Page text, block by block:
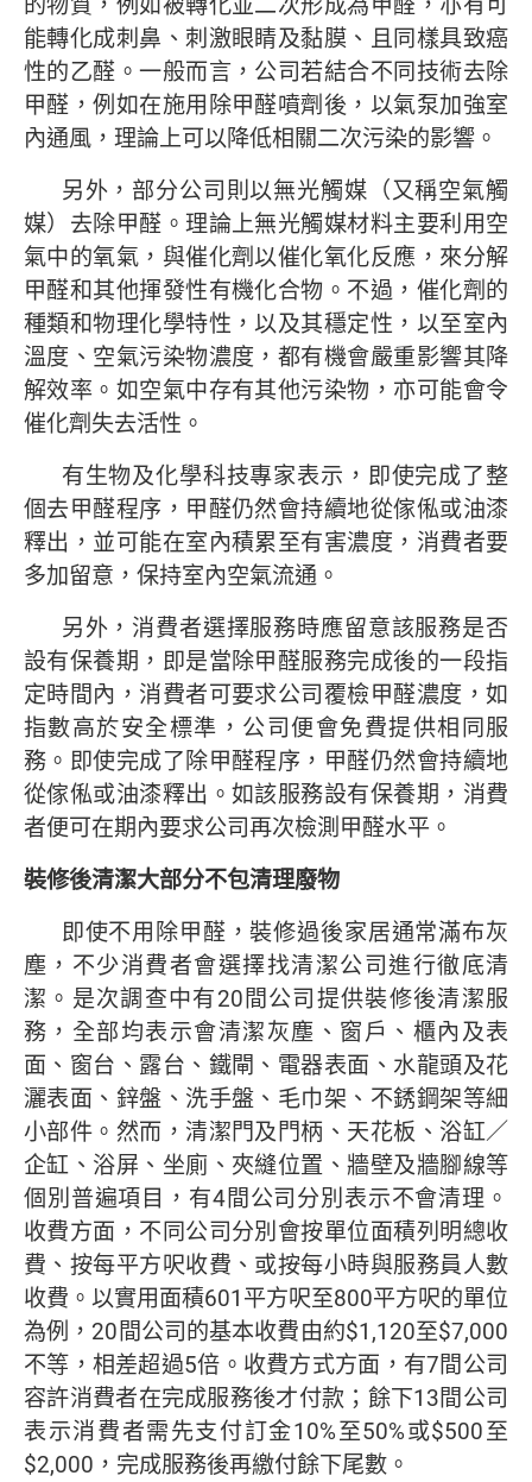
能轉化成刺鼻、刺激眼睛及黏膜、且同樣具致癌
性的乙醛。一般而言，公司若結合不同技術去除
甲醛，例如在施用除甲醛噴劑後，以氣泵加強室
內通風，理論上可以降低相關二次污染的影響。
另外，部分公司則以無光觸媒（又稱空氣觸
媒）去除甲醛。理論上無光觸媒材料主要利用空
氣中的氧氣，與催化劑以催化氧化反應，來分解
甲醛和其他揮發性有機化合物。不過，催化劑的
種類和物理化學特性，以及其穩定性，以至室內
溫度、空氣污染物濃度，都有機會嚴重影響其降
解效率。如空氣中存有其他污染物，亦可能會令
催化劑失去活性。
有生物及化學科技專家表示，即使完成了整
個去甲醛程序，甲醛仍然會持續地從傢俬或油漆
釋出，並可能在室內積累至有害濃度，消費者要
多加留意，保持室內空氣流通。
另外，消費者選擇服務時應留意該服務是否
設有保養期，即是當除甲醛服務完成後的一段指
定時間內，消費者可要求公司覆檢甲醛濃度，如
指數高於安全標準，公司便會免費提供相同服
務。即使完成了除甲醛程序，甲醛仍然會持續地
從傢俬或油漆釋出。如該服務設有保養期，消費
者便可在期內要求公司再次檢測甲醛水平。
裝修後清潔大部分不包清理廢物
即使不用除甲醛，裝修過後家居通常滿布灰
塵，不少消費者會選擇找清潔公司進行徹底清
潔。是次調查中有20間公司提供裝修後清潔服
務，全部均表示會清潔灰塵、窗戶、櫃內及表
面、窗台、露台、鐵閘、電器表面、水龍頭及花
灑表面、鋅盤、洗手盤、毛巾架、不銹鋼架等細
小部件。然而，清潔門及門柄、天花板、浴缸／
企缸、浴屏、坐廁、夾縫位置、牆壁及牆腳線等
個別普遍項目，有4間公司分別表示不會清理。
收費方面，不同公司分別會按單位面積列明總收
費、按每平方呎收費、或按每小時與服務員人數
收費。以實用面積601平方呎至800平方呎的單位
為例，20間公司的基本收費由約$1,120至$7,000
不等，相差超過5倍。收費方式方面，有7間公司
容許消費者在完成服務後才付款；餘下13間公司
表示消費者需先支付訂金10%至50%或$500至
$2,000，完成服務後再繳付餘下尾數。